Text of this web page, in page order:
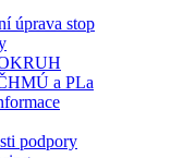
úprava stop
a PLa
podpory